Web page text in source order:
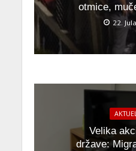
otmice,
22.
Velika
države: